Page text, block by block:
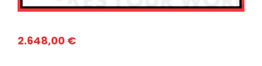
2.648,00 €